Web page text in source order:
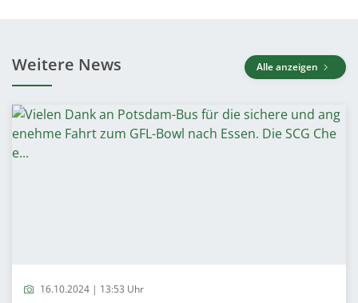
Weitere News Alle anzeigen
16.10.2024 | 13:53 Uhr